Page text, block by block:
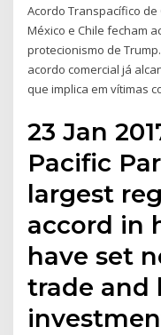
Acordo Transpacífico
México e Chile fecham
protecionismo de
acordo comercial já
que implica em vítimas
23 Jan
Pacific
largest
accord in
have set
trade and